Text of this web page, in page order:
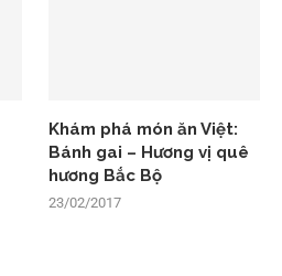
Khám phá món ăn Việt:
Bánh gai – Hương vị quê
hương Bắc Bộ
23/02/2017